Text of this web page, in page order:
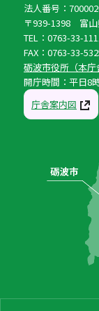
法人番号：
〒939-1398 富山
TEL：0763-33-
FAX：0763-33-
砺波市役所（本
開庁時間：平日8
庁舎案内図